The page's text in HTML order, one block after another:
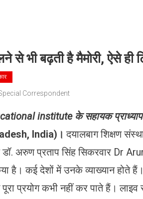
से भी बढ़ती है मैमोरी, ऐसे ही
Correspondent
institute के सहायक
India)। दयालबाग शिक्षण
डॉ. अरुण प्रताप सिंह सिकरवार Dr
है। कई देशों में उनके व्याख्यान होते हैं।
प्रयोग कभी नहीं कर पाते हैं। लाइव